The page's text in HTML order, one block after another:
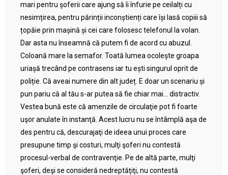
mari pentru șoferii care ajung să îi înfurie pe ceilalți cu
nesimțirea, pentru părinții inconștienți care își lasă copiii să
țopăie prin mașină și cei care folosesc telefonul la volan.
Dar asta nu înseamnă că putem fi de acord cu abuzul.
Coloană mare la semafor. Toată lumea ocolește groapa
uriașă trecând pe contrasens iar tu ești singurul oprit de
poliție. Că aveai numere din alt județ. E doar un scenariu și
pun pariu că al tău s-ar putea să fie chiar mai… distractiv.
Vestea bună este că amenzile de circulaţie pot fi foarte
uşor anulate în instanţă. Acest lucru nu se întâmplă aşa de
des pentru că, descurajaţi de ideea unui proces care
presupune timp şi costuri, mulţi şoferi nu contestă
procesul-verbal de contravenţie. Pe de altă parte, mulţi
şoferi, deşi se consideră nedreptăţiţi, nu contestă